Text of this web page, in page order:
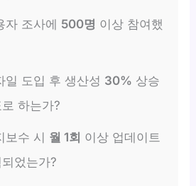
자 조사에 500명 이상 참여했
일 도입 후 생산성 30% 상승
하는가?
보수 시 월 1회 이상 업데이트
었는가?